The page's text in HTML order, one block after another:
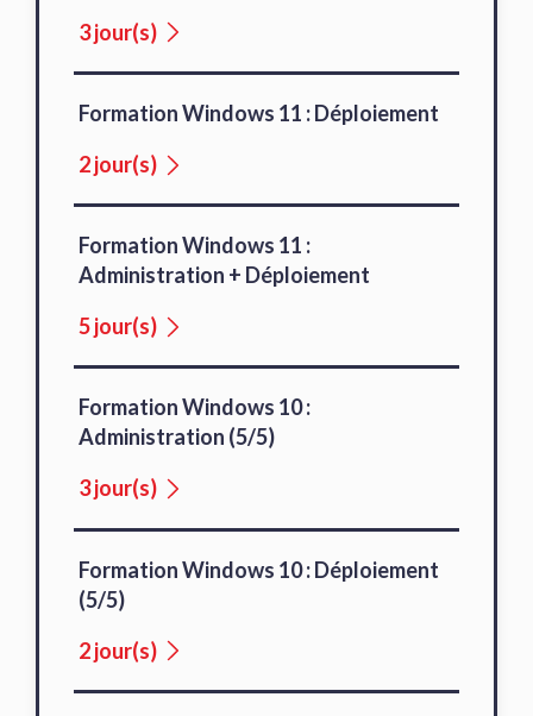
3 jour(s)
Formation Windows 11 : Déploiement
2 jour(s)
Formation Windows 11 :
Administration + Déploiement
5 jour(s)
Formation Windows 10 :
Administration (5/5)
3 jour(s)
Formation Windows 10 : Déploiement
(5/5)
2 jour(s)